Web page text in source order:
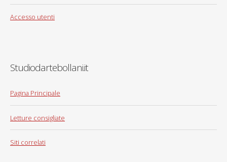
Accesso utenti
Studiodartebollani.it
Pagina Principale
Letture consigliate
Siti correlati